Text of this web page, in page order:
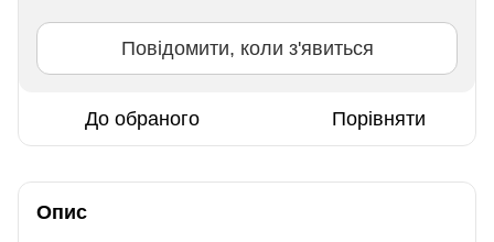
Повідомити, коли з'явиться
До обраного Порівняти
Опис